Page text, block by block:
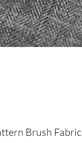
Brush Fabric